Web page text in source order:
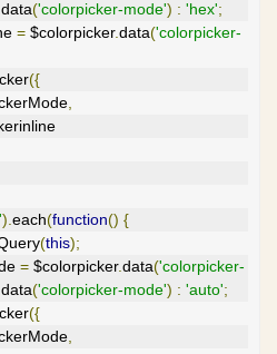
data('colorpicker-mode') : 'hex';
= $colorpicker.data('colorpicker-
({
,
).each(function() {
(this);
= $colorpicker.data('colorpicker-
data('colorpicker-mode') : 'auto';
({
,